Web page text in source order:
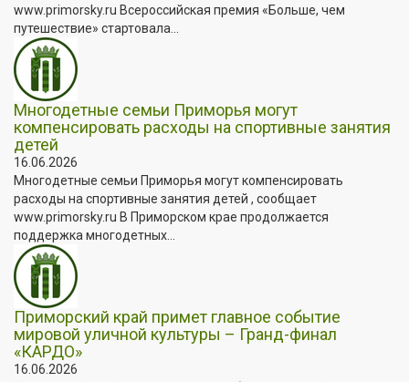
www.primorsky.ru Всероссийская премия «Больше, чем
путешествие» стартовала...
Многодетные семьи Приморья могут
компенсировать расходы на спортивные занятия
детей
16.06.2026
Многодетные семьи Приморья могут компенсировать
расходы на спортивные занятия детей , сообщает
www.primorsky.ru В Приморском крае продолжается
поддержка многодетных...
Приморский край примет главное событие
мировой уличной культуры – Гранд-финал
«КАРДО»
16.06.2026